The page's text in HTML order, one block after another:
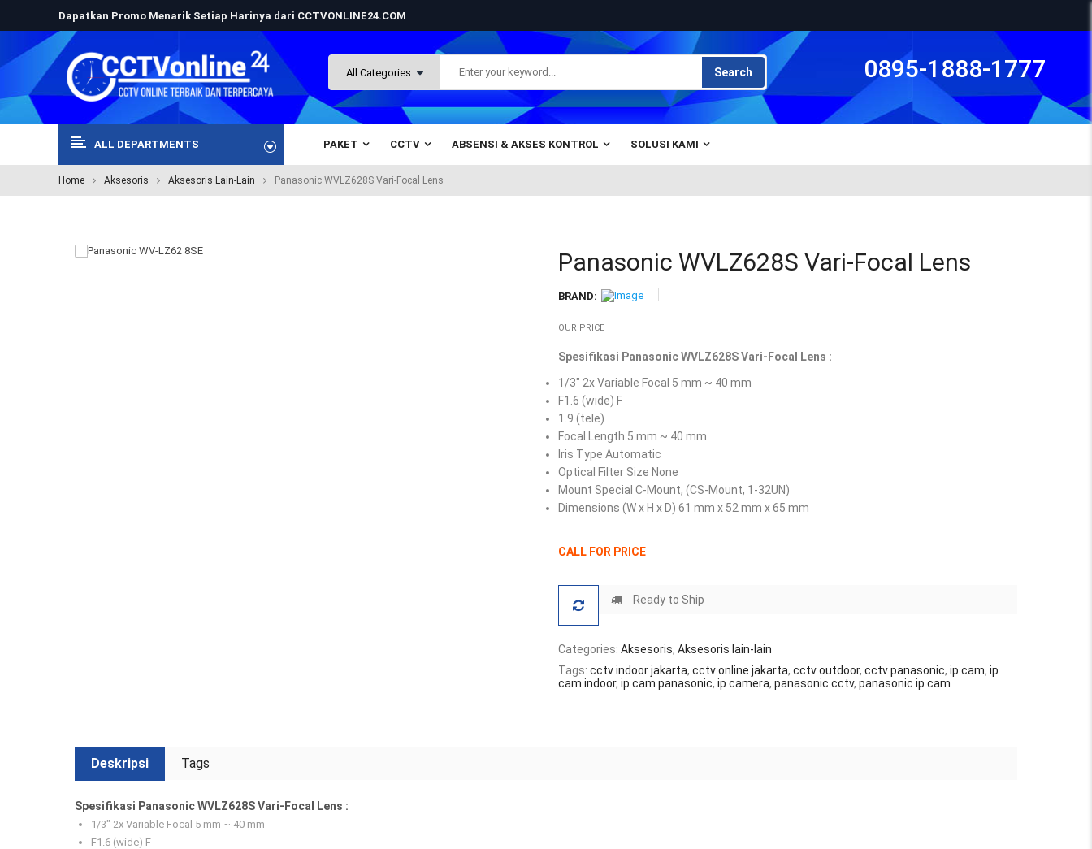
Dapatkan Promo Menarik Setiap Harinya dari CCTVONLINE24.COM
Search 0895-1888-1777
ALL DEPARTMENTS PAKET CCTV ABSENSI & AKSES KONTROL SOLUSI KAMI
Home Aksesoris Aksesoris Lain-Lain Panasonic WVLZ628S Vari-Focal Lens
Panasonic WVLZ628S Vari-Focal Lens
BRAND:
OUR PRICE
Spesifikasi Panasonic WVLZ628S Vari-Focal Lens :
1/3″ 2x Variable Focal 5 mm ~ 40 mm
F1.6 (wide) F
1.9 (tele)
Focal Length 5 mm ~ 40 mm
Iris Type Automatic
Optical Filter Size None
Mount Special C-Mount, (CS-Mount, 1-32UN)
Dimensions (W x H x D) 61 mm x 52 mm x 65 mm
CALL FOR PRICE
Ready to Ship
Categories: Aksesoris, Aksesoris lain-lain
Tags: cctv indoor jakarta, cctv online jakarta, cctv outdoor, cctv panasonic, ip cam, ip
cam indoor, ip cam panasonic, ip camera, panasonic cctv, panasonic ip cam
Deskripsi Tags
Spesifikasi Panasonic WVLZ628S Vari-Focal Lens :
1/3″ 2x Variable Focal 5 mm ~ 40 mm
F1.6 (wide) F